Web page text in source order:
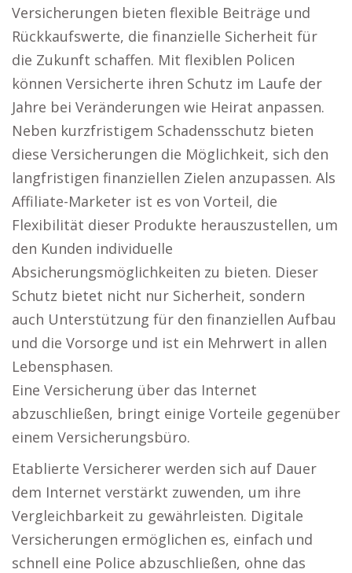
Versicherungen bieten flexible Beiträge und
Rückkaufswerte, die finanzielle Sicherheit für
die Zukunft schaffen. Mit flexiblen Policen
können Versicherte ihren Schutz im Laufe der
Jahre bei Veränderungen wie Heirat anpassen.
Neben kurzfristigem Schadensschutz bieten
diese Versicherungen die Möglichkeit, sich den
langfristigen finanziellen Zielen anzupassen. Als
Affiliate-Marketer ist es von Vorteil, die
Flexibilität dieser Produkte herauszustellen, um
den Kunden individuelle
Absicherungsmöglichkeiten zu bieten. Dieser
Schutz bietet nicht nur Sicherheit, sondern
auch Unterstützung für den finanziellen Aufbau
und die Vorsorge und ist ein Mehrwert in allen
Lebensphasen.
Eine Versicherung über das Internet
abzuschließen, bringt einige Vorteile gegenüber
einem Versicherungsbüro.
Etablierte Versicherer werden sich auf Dauer
dem Internet verstärkt zuwenden, um ihre
Vergleichbarkeit zu gewährleisten. Digitale
Versicherungen ermöglichen es, einfach und
schnell eine Police abzuschließen, ohne das